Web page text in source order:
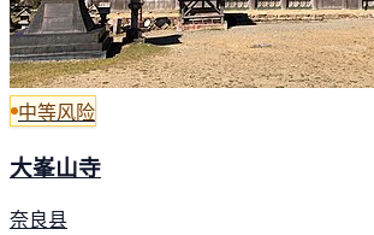
中等风险
大峯山寺
奈良县